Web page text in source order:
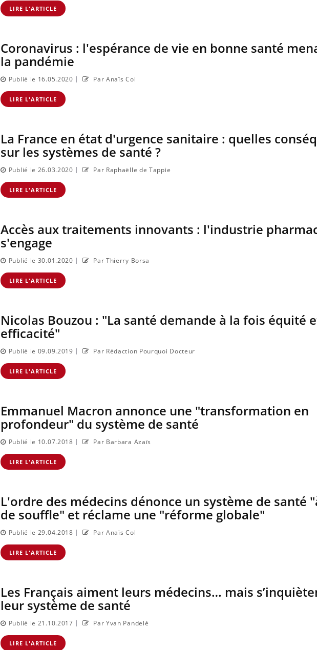
LIRE L'ARTICLE
Coronavirus : l'espérance de vie en bonne santé
la pandémie
Publié le 16.05.2020 | Par Anaïs Col
LIRE L'ARTICLE
La France en état d'urgence sanitaire : quelles
sur les systèmes de santé ?
Publié le 26.03.2020 | Par Raphaëlle de Tappie
LIRE L'ARTICLE
Accès aux traitements innovants : l'industrie
s'engage
Publié le 30.01.2020 | Par Thierry Borsa
LIRE L'ARTICLE
Nicolas Bouzou : "La santé demande à la fois équité
efficacité"
Publié le 09.09.2019 | Par Rédaction Pourquoi Docteur
LIRE L'ARTICLE
Emmanuel Macron annonce une "transformation en
profondeur" du système de santé
Publié le 10.07.2018 | Par Barbara Azaïs
LIRE L'ARTICLE
L'ordre des médecins dénonce un système de santé
de souffle" et réclame une "réforme globale"
Publié le 29.04.2018 | Par Anaïs Col
LIRE L'ARTICLE
Les Français aiment leurs médecins… mais
leur système de santé
Publié le 21.10.2017 | Par Yvan Pandelé
LIRE L'ARTICLE